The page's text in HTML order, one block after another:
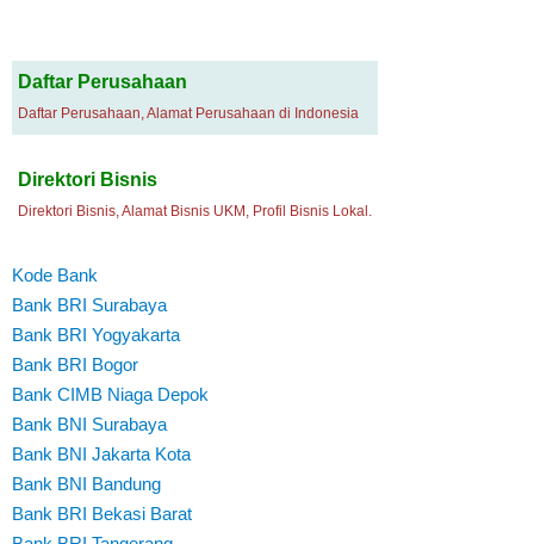
Daftar Perusahaan
Daftar Perusahaan, Alamat Perusahaan di Indonesia
Direktori Bisnis
Direktori Bisnis, Alamat Bisnis UKM, Profil Bisnis Lokal.
Kode Bank
Bank BRI Surabaya
Bank BRI Yogyakarta
Bank BRI Bogor
Bank CIMB Niaga Depok
Bank BNI Surabaya
Bank BNI Jakarta Kota
Bank BNI Bandung
Bank BRI Bekasi Barat